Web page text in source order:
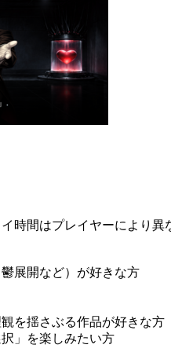
時間はプレイヤーにより異
展開など）が好きな方
を揺さぶる作品が好きな方
」を楽しみたい方